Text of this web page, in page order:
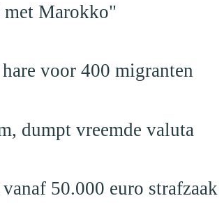
met Marokko"
voor 400 migranten
dumpt vreemde valuta
50.000 euro strafzaak